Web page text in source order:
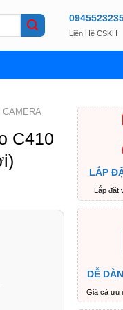
Liên Hệ CSKH
CAMERA
C410
LẮP
Lắp đặt
DỄ
Giá cả ưu